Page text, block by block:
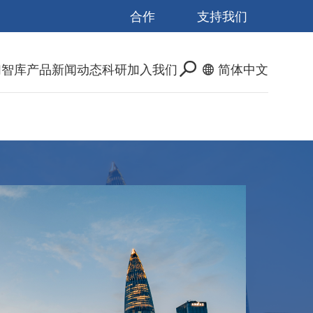
合作 支持我们
智库产品新闻动态科研加入我们 简体中文